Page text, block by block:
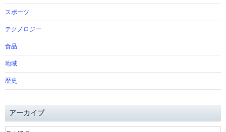
スポーツ
テクノロジー
食品
地域
歴史
アーカイブ
ア